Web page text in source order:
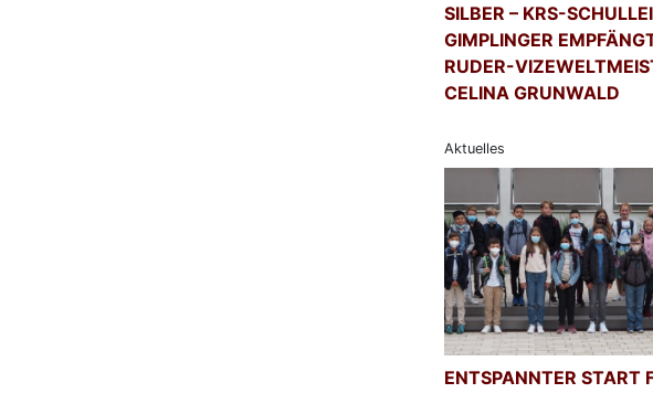
SILBER – KRS-
GIMPLINGER
RUDER-
CELINA GRUNWALD
Aktuelles
ENTSPANNTER START